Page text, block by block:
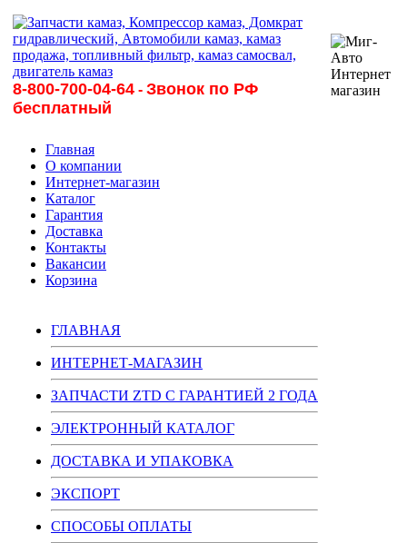
8-800-700-04-64 - Звонок по РФ
бесплатный
Главная
О компании
Интернет-магазин
Каталог
Гарантия
Доставка
Контакты
Вакансии
Корзина
ГЛАВНАЯ
ИНТЕРНЕТ-МАГАЗИН
ЗАПЧАСТИ ZTD С ГАРАНТИЕЙ 2 ГОДА
ЭЛЕКТРОННЫЙ КАТАЛОГ
ДОСТАВКА И УПАКОВКА
ЭКСПОРТ
СПОСОБЫ ОПЛАТЫ